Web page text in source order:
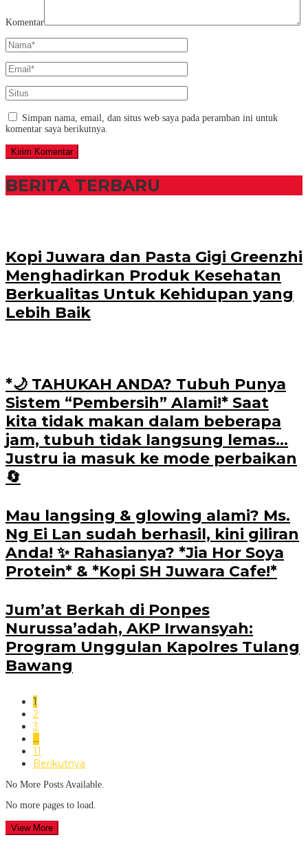
Komentar
Simpan nama, email, dan situs web saya pada peramban ini untuk
komentar saya berikutnya.
BERITA TERBARU
Kopi Juwara dan Pasta Gigi Greenzhi
Menghadirkan Produk Kesehatan
Berkualitas Untuk Kehidupan yang
Lebih Baik
*🌙 TAHUKAH ANDA? Tubuh Punya
Sistem “Pembersih” Alami!* Saat
kita tidak makan dalam beberapa
jam, tubuh tidak langsung lemas…
Justru ia masuk ke mode perbaikan
🔄
Mau langsing & glowing alami? Ms.
Ng Ei Lan sudah berhasil, kini giliran
Anda! ✨ Rahasianya? *Jia Hor Soya
Protein* & *Kopi SH Juwara Cafe!*
Jum’at Berkah di Ponpes
Nurussa’adah, AKP Irwansyah:
Program Unggulan Kapolres Tulang
Bawang
1
2
3
…
11
Berikutnya
No More Posts Available.
No more pages to load.
View More